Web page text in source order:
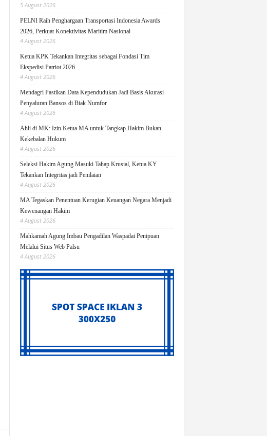
5 August 2026
PELNI Raih Penghargaan Transportasi Indonesia Awards
2026, Perkuat Konektivitas Maritim Nasional
4 August 2026
Ketua KPK Tekankan Integritas sebagai Fondasi Tim
Ekspedisi Patriot 2026
4 August 2026
Mendagri Pastikan Data Kependudukan Jadi Basis Akurasi
Penyaluran Bansos di Biak Numfor
4 August 2026
Ahli di MK: Izin Ketua MA untuk Tangkap Hakim Bukan
Kekebalan Hukum
4 August 2026
Seleksi Hakim Agung Masuki Tahap Krusial, Ketua KY
Tekankan Integritas jadi Penilaian
4 August 2026
MA Tegaskan Penentuan Kerugian Keuangan Negara Menjadi
Kewenangan Hakim
4 August 2026
Mahkamah Agung Imbau Pengadilan Waspadai Penipuan
Melalui Situs Web Palsu
4 August 2026